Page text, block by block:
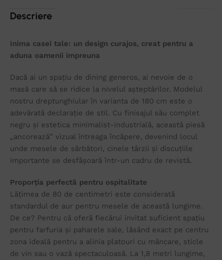
Descriere
Inima casei tale: un design curajos, creat pentru a
aduna oamenii impreuna
Dacă ai un spațiu de dining generos, ai nevoie de o
masă care să se ridice la nivelul așteptărilor. Modelul
nostru dreptunghiular în varianta de 180 cm este o
adevărată declarație de stil. Cu finisajul său complet
negru și estetica minimalist-industrială, această piesă
„ancorează” vizual întreaga încăpere, devenind locul
unde mesele de sărbători, cinele târzii și discuțiile
importante se desfășoară într-un cadru de revistă.
Proporția perfectă pentru ospitalitate
Lățimea de 80 de centimetri este considerată
standardul de aur pentru mesele de această lungime.
De ce? Pentru că oferă fiecărui invitat suficient spațiu
pentru farfuria și paharele sale, lăsând exact pe centru
zona ideală pentru a alinia platouri cu mâncare, sticle
de vin sau o vază spectaculoasă. La 1,8 metri lungime,